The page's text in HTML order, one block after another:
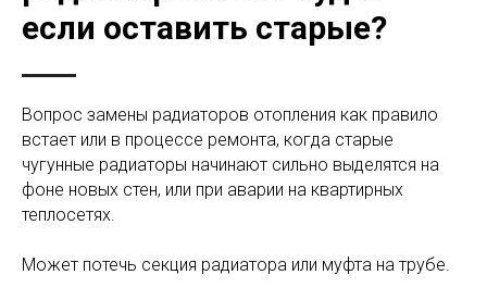
если оставить старые?
Вопрос замены радиаторов отопления как правило
встает или в процессе ремонта, когда старые
чугунные радиаторы начинают сильно выделятся на
фоне новых стен, или при аварии на квартирных
теплосетях.
Может потечь секция радиатора или муфта на трубе.